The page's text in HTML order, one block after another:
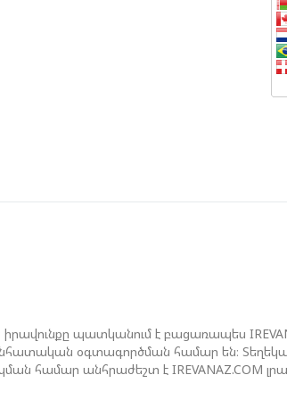
պատկանում է բացառապես
օգտագործման համար են։
համար անհրաժեշտ է IREVANAZ.COM